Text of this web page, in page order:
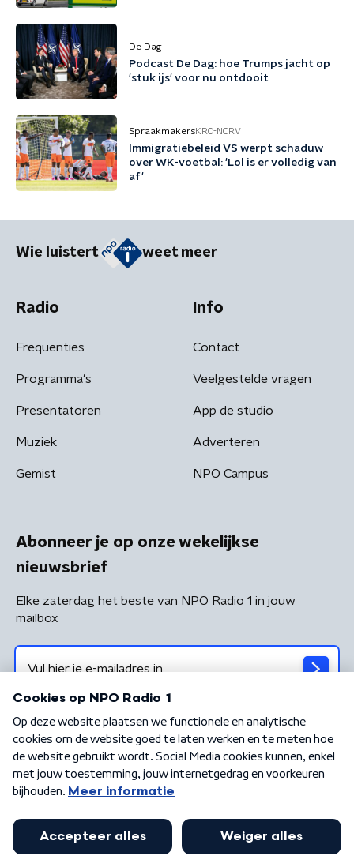
De Dag
Podcast De Dag: hoe Trumps jacht op
'stuk ijs' voor nu ontdooit
SpraakmakersKRO-NCRV
Immigratiebeleid VS werpt schaduw
over WK-voetbal: 'Lol is er volledig van
af'
Wie luistert weet meer
Radio
Frequenties
Programma's
Presentatoren
Muziek
Gemist
Info
Contact
Veelgestelde vragen
App de studio
Adverteren
NPO Campus
Abonneer je op onze wekelijkse
nieuwsbrief
Elke zaterdag het beste van NPO Radio 1 in jouw
mailbox
Algemene voorwaarden